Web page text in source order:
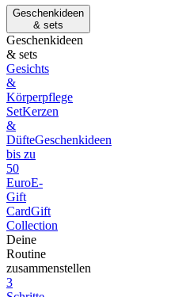
Geschenkideen
& sets
Geschenkideen
& sets
Gesichts
&
Körperpflege
SetKerzen
&
DüfteGeschenkideen
bis zu
50
EuroE-
Gift
CardGift
Collection
Deine
Routine
zusammenstellen
3